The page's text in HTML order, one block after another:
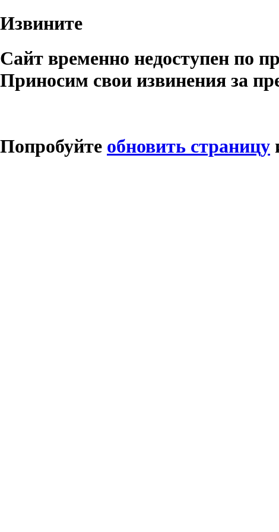
Извините
Сайт временно недоступен по
Приносим свои извинения за
Попробуйте обновить страницу